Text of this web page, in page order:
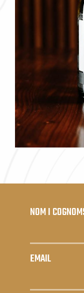
NOM I
EMAIL